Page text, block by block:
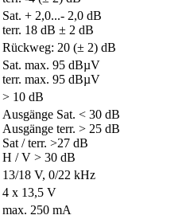
Sat. + 2,0...- 2,0 dB
terr. 18 dB ± 2 dB
Rückweg: 20 (± 2) dB
Sat. max. 95 dBµV
terr. max. 95 dBµV
> 10 dB
Ausgänge Sat. < 30 dB
Ausgänge terr. > 25 dB
Sat / terr. >27 dB
H / V > 30 dB
13/18 V, 0/22 kHz
4 x 13,5 V
max. 250 mA